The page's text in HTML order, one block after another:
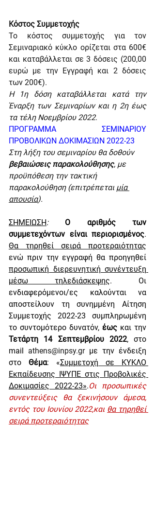
Κόστος Συμμετοχής
Το κόστος συμμετοχής για τον
Σεμιναριακό κύκλο ορίζεται στα 600€
και καταβάλλεται σε 3 δόσεις (200,00
ευρώ με την Εγγραφή και 2 δόσεις
των 200€).
Η 1η δόση καταβάλλεται κατά την
Έναρξη των Σεμιναρίων και η 2η έως
τα τέλη Νοεμβρίου 2022.
ΠΡΟΓΡΑΜΜΑ ΣΕΜΙΝΑΡΙΟΥ
ΠΡΟΒΟΛΙΚΩΝ ΔΟΚΙΜΑΣΙΩΝ 2022-23
Στη λήξη του σεμιναρίου θα δοθούν
βεβαιώσεις παρακολούθησης, με
προϋπόθεση την τακτική
παρακολούθηση (επιτρέπεται μία
απουσία).
ΣΗΜΕΙΩΣΗ: Ο αριθμός των
συμμετεχόντων είναι περιορισμένος
Θα τηρηθεί σειρά προτεραιότητας
προσωπική διερευνητική συνέντευξη
μέσω τηλεδιάσκεψης. Οι
ενδιαφερόμενοι/ες καλούνται να
αποστείλουν τη συνημμένη Αίτηση
Συμμετοχής 2022-23 συμπληρωμένη
το συντομότερο δυνατόν, έως
Τετάρτη 14 Σεπτεμβρίου 2022, στο
mail athens@inpsy.gr με την ένδειξη
στο Θέμα: «Συμμετοχή σε ΚΥΚΛΟ
Εκπαίδευσης ΙΨΥΠΕ στις Προβολικές
Δοκιμασίες 2022-23».Οι προσωπικές
συνεντεύξεις θα ξεκινήσουν άμεσα,
εντός του Ιουνίου 2022,και θα τηρηθεί
σειρά προτεραιότητας